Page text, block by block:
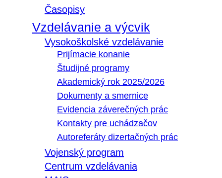
Časopisy
Vzdelávanie a výcvik
Vysokoškolské vzdelávanie
Prijímacie konanie
Študijné programy
Akademický rok 2025/2026
Dokumenty a smernice
Evidencia záverečných prác
Kontakty pre uchádzačov
Autoreferáty dizertačných prác
Vojenský program
Centrum vzdelávania